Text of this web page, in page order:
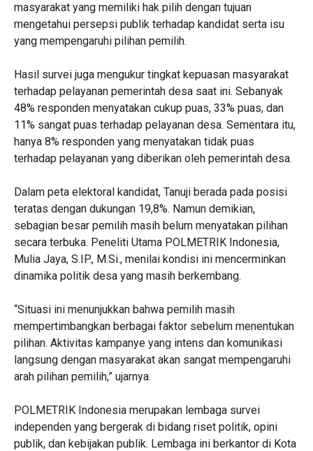
masyarakat yang memiliki hak pilih dengan tujuan
mengetahui persepsi publik terhadap kandidat serta isu
yang mempengaruhi pilihan pemilih.
Hasil survei juga mengukur tingkat kepuasan masyarakat
terhadap pelayanan pemerintah desa saat ini. Sebanyak
48% responden menyatakan cukup puas, 33% puas, dan
11% sangat puas terhadap pelayanan desa. Sementara itu,
hanya 8% responden yang menyatakan tidak puas
terhadap pelayanan yang diberikan oleh pemerintah desa.
Dalam peta elektoral kandidat, Tanuji berada pada posisi
teratas dengan dukungan 19,8%. Namun demikian,
sebagian besar pemilih masih belum menyatakan pilihan
secara terbuka. Peneliti Utama POLMETRIK Indonesia,
Mulia Jaya, S.IP., M.Si., menilai kondisi ini mencerminkan
dinamika politik desa yang masih berkembang.
“Situasi ini menunjukkan bahwa pemilih masih
mempertimbangkan berbagai faktor sebelum menentukan
pilihan. Aktivitas kampanye yang intens dan komunikasi
langsung dengan masyarakat akan sangat mempengaruhi
arah pilihan pemilih,” ujarnya.
POLMETRIK Indonesia merupakan lembaga survei
independen yang bergerak di bidang riset politik, opini
publik, dan kebijakan publik. Lembaga ini berkantor di Kota